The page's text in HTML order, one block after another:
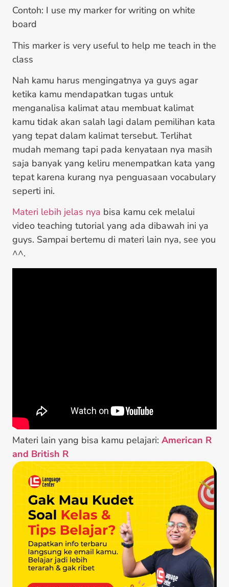
Contoh: I use my marker for writing on white
board
This marker is very useful to help me teach in the
class
Nah kamu harus mengingatnya ya guys agar
ketika kamu mendapatkan tugas untuk
menganalisa kalimat atau membuat kalimat
kamu tidak akan salah lagi dalam pemilihan kata
yang tepat dalam kalimat tersebut. Terlihat
mudah memang tapi pada kenyataan nya masih
saja banyak yang keliru menempatkan kata yang
tepat karena kurang nya penguasaan vocabulary
seperti ini.
Materi lebih jelas nya bisa kamu cek melalui
video teaching tutorial yang ada dibawah ini ya
guys. Sampai bertemu di materi lain nya, see you
^^.
Materi lain yang bisa kamu pelajari: American R
and British R